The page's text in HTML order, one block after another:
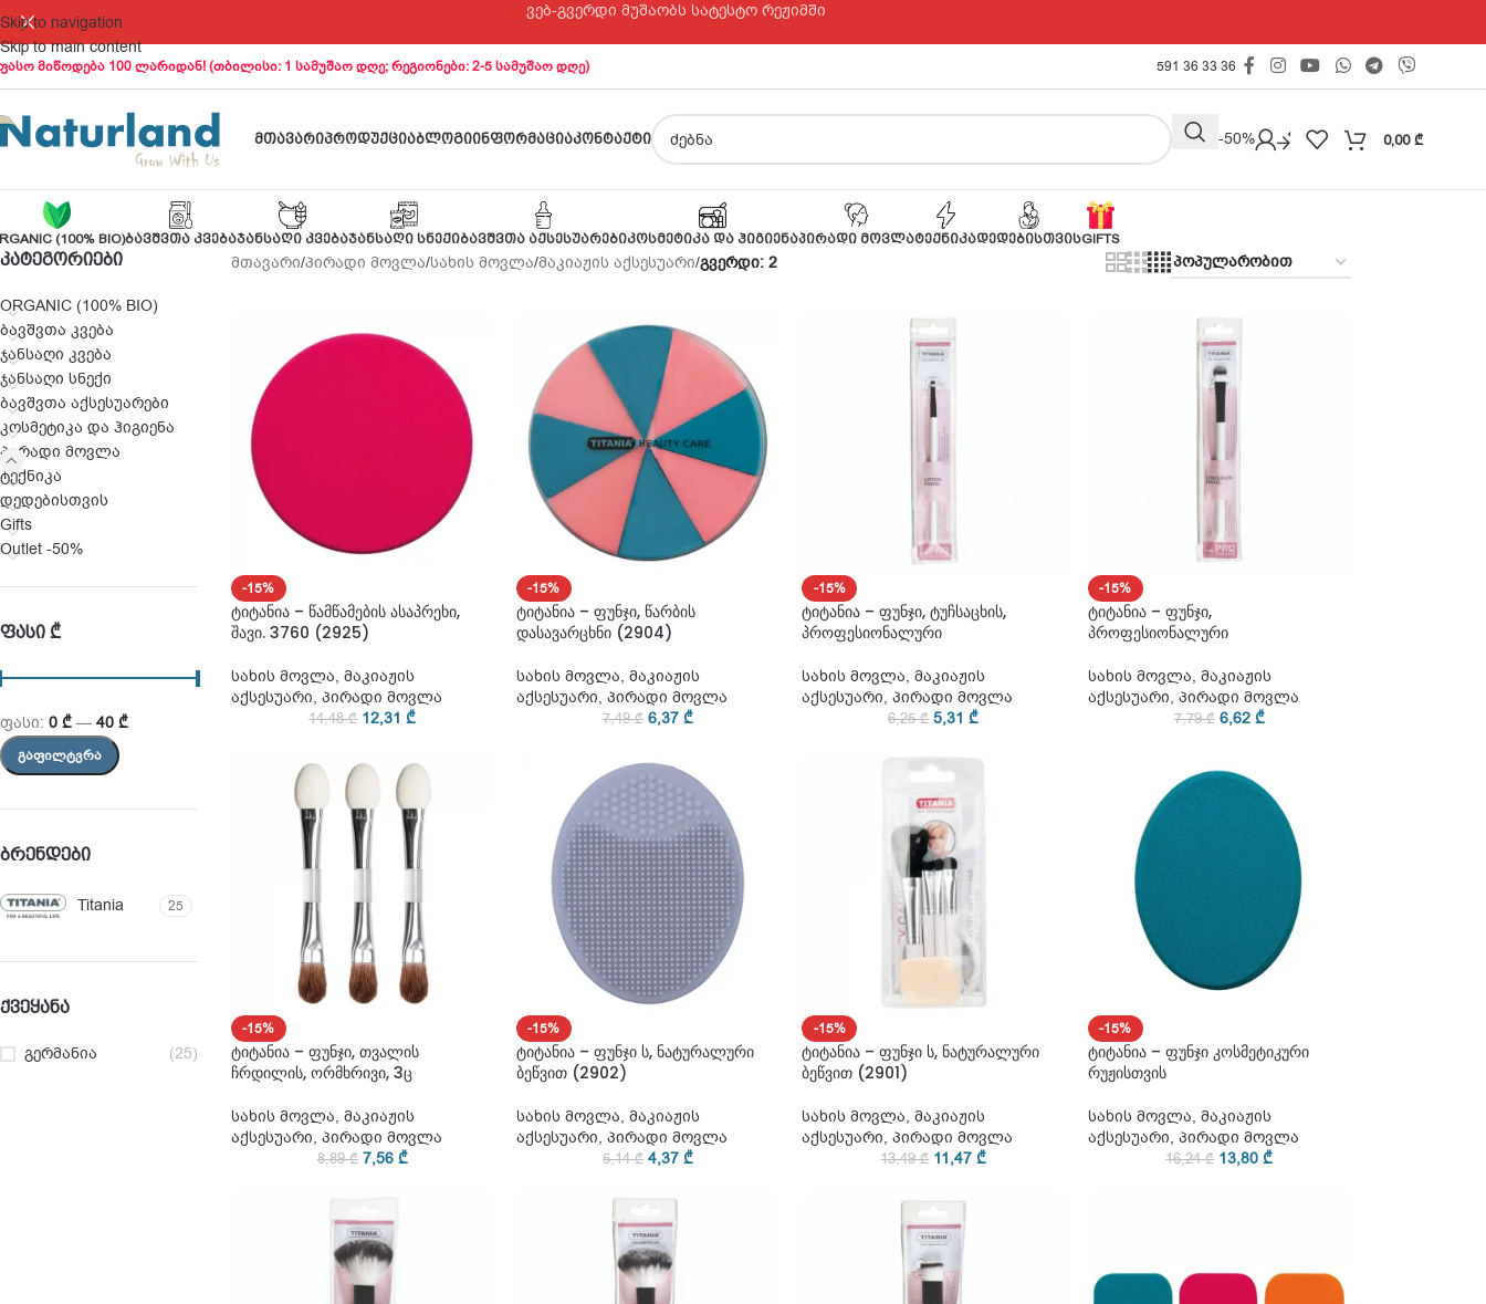
Skip to navigation
Skip to main content
ვებ-გვერდი მუშაობს სატესტო რეჟიმში
მიწოდება 100 ლარიდან! (თბილისი: 1 სამუშაო დღე; რეგიონები: 2-5 სამუშაო დღე) 591 36 33 36
ᲛᲗᲐᲕᲐᲠᲘᲞᲠᲝᲓᲣᲥᲪᲘᲐᲑᲚᲝᲒᲘᲘᲜᲤᲝᲠᲛᲐᲪᲘᲐᲙᲝᲜᲢᲐᲥᲢᲘ Outlet -50% 0,00 ₾
(100% BIO)ᲑᲐᲕᲨᲕᲗᲐ ᲙᲕᲔᲑᲐᲯᲐᲜᲡᲐᲦᲘ ᲙᲕᲔᲑᲐᲯᲐᲜᲡᲐᲦᲘ ᲡᲜᲔᲥᲘᲑᲐᲕᲨᲕᲗᲐ ᲐᲥᲡᲔᲡᲣᲐᲠᲔᲑᲘᲙᲝᲡᲛᲔᲢᲘᲙᲐ ᲓᲐ ᲰᲘᲒᲘᲔᲜᲐᲞᲘᲠᲐᲓᲘ ᲛᲝᲕᲚᲐᲢᲔᲥᲜᲘᲙᲐᲓᲔᲓᲔᲑᲘᲡᲗᲕᲘᲡGIFTS
ᲙᲐᲢᲔᲒᲝᲠᲘᲔᲑᲘ
ORGANIC (100% BIO)
ბავშვთა კვება
ჯანსაღი კვება
ჯანსაღი სნექი
ბავშვთა აქსესუარები
კოსმეტიკა და ჰიგიენა
პირადი მოვლა
ტექნიკა
დედებისთვის
Gifts
Outlet -50%
ᲤᲐᲡᲘ ₾
ᲒᲐᲤᲘᲚᲢᲕᲠᲐ
ფასი: 0 ₾ — 40 ₾
ᲑᲠᲔᲜᲓᲔᲑᲘ
Titania 25
ᲥᲕᲔᲧᲐᲜᲐ
გერმანია (25)
მთავარი/პირადი მოვლა/სახის მოვლა/მაკიაჟის აქსესუარი/გვერდი: 3
-15%
ტიტანია – წამწამების ასაპრეხი,
შავი. 3760 (2925)
სახის მოვლა, მაკიაჟის
აქსესუარი, პირადი მოვლა
14,48₾ 12,31₾
-15%
ტიტანია – ფუნჯი, წარბის
დასავარცხნი (2904)
სახის მოვლა, მაკიაჟის
აქსესუარი, პირადი მოვლა
7,49₾ 6,37₾
-15%
ტიტანია – ფუნჯი, ტუჩსაცხის,
პროფესიონალური
სახის მოვლა, მაკიაჟის
აქსესუარი, პირადი მოვლა
6,25₾ 5,31₾
-15%
ტიტანია – ფუნჯი,
პროფესიონალური
სახის მოვლა, მაკიაჟის
აქსესუარი, პირადი მოვლა
7,79₾ 6,62 ₾
-15%
ტიტანია – ფუნჯი, თვალის
ჩრდილის, ორმხრივი, 3ც
სახის მოვლა, მაკიაჟის
აქსესუარი, პირადი მოვლა
8,89₾ 7,56 ₾
-15%
ტიტანია – ფუნჯი ს, ნატურალური
ბეწვით (2902)
სახის მოვლა, მაკიაჟის
აქსესუარი, პირადი მოვლა
5,14₾ 4,37₾
-15%
ტიტანია – ფუნჯი ს, ნატურალური
ბეწვით (2901)
სახის მოვლა, მაკიაჟის
აქსესუარი, პირადი მოვლა
13,49₾ 11,47₾
-15%
ტიტანია – ფუნჯი კოსმეტიკური
რუჟისთვის
სახის მოვლა, მაკიაჟის
აქსესუარი, პირადი მოვლა
16,24₾ 13,80₾